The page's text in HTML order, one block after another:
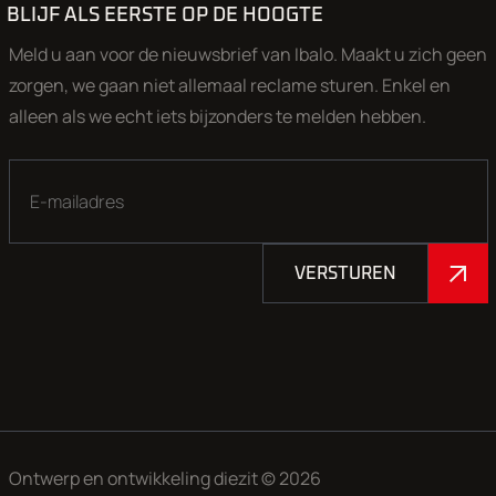
maken, want een groot deel van onze collectie bevindt zich
in onze opslaglocatie en wij zijn een klein flexibel team. Wij
zorgen graag dat de gewenste auto klaar staat voor een
uitgebreide proefrit.
Openingstijden (bel ons even voordat u komt 50% van onze
vrijdag; 9.00-17.00 uur. Zaterdag: 9.00-17.00 uur. Woensdag
op afspraak geopend.
BLIJF ALS EERSTE OP DE HOOGTE
Meld u aan voor de nieuwsbrief van Ibalo. Maakt u zich geen
zorgen, we gaan niet allemaal reclame sturen. Enkel en
alleen als we echt iets bijzonders te melden hebben.
VERSTUREN
Ontwerp en ontwikkelingdiezit© 2026